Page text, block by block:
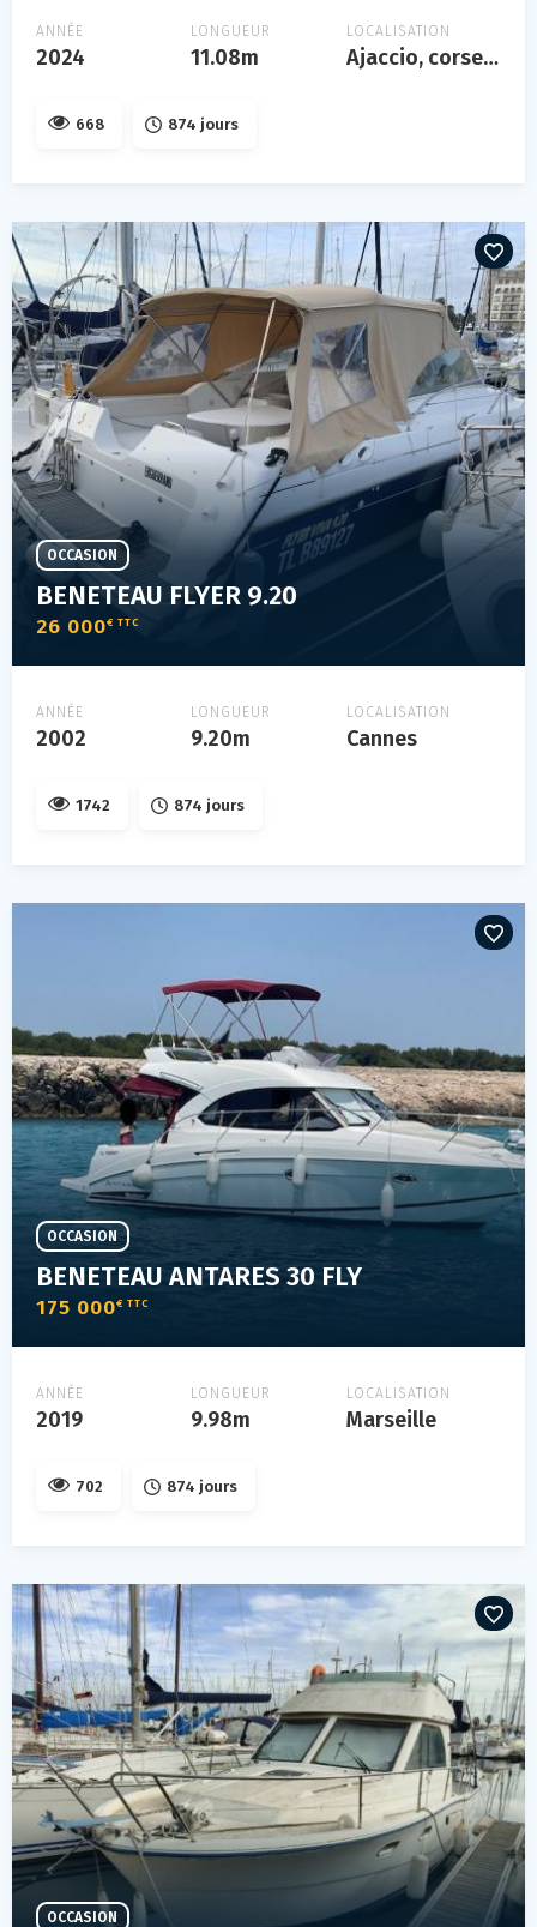
ANNÉE
2024
LONGUEUR
11.08m
LOCALISATION
Ajaccio, corse, france
668 874 jours
BENETEAU FLYER 9.20
26 000€ TTC
OCCASION
ANNÉE
2002
LONGUEUR
9.20m
LOCALISATION
Cannes
1742 874 jours
BENETEAU ANTARES 30 FLY
175 000€ TTC
OCCASION
ANNÉE
2019
LONGUEUR
9.98m
LOCALISATION
Marseille
702 874 jours
OCCASION